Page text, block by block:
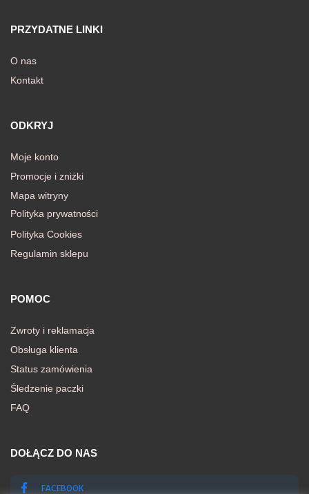
PRZYDATNE LINKI
O nas
Kontakt
ODKRYJ
Moje konto
Promocje i zniżki
Mapa witryny
Polityka prywatności
Polityka Cookies
Regulamin sklepu
POMOC
Zwroty i reklamacja
Obsługa klienta
Status zamówienia
Śledzenie paczki
FAQ
DOŁĄCZ DO NAS
FACEBOOK